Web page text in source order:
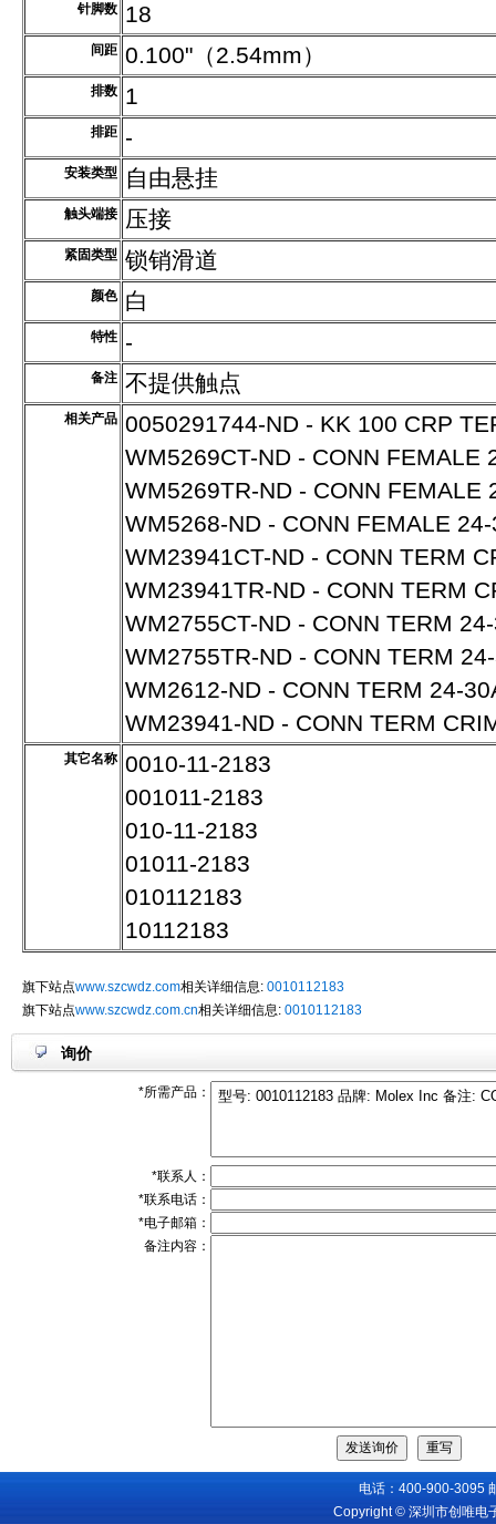
针脚数 18
间距 0.100"（2.54mm）
排数 1
排距 -
安装类型 自由悬挂
触头端接 压接
紧固类型 锁销滑道
颜色 白
特性 -
备注 不提供触点
相关产品 0050291744-ND - KK 100 CRP
WM5269CT-ND - CONN FEMALE
WM5269TR-ND - CONN FEMALE
WM5268-ND - CONN FEMALE
WM23941CT-ND - CONN TERM
WM23941TR-ND - CONN TERM
WM2755CT-ND - CONN TERM
WM2755TR-ND - CONN TERM
WM2612-ND - CONN TERM 24-
WM23941-ND - CONN TERM
其它名称 0010-11-2183
001011-2183
010-11-2183
01011-2183
010112183
10112183
旗下站点www.szcwdz.com相关详细信息: 0010112183
旗下站点www.szcwdz.com.cn相关详细信息: 0010112183
询价
*所需产品：
*联系人：
*联系电话：
*电子邮箱：
备注内容：
电话：400-900-3095
Copyright © 深圳市创唯电